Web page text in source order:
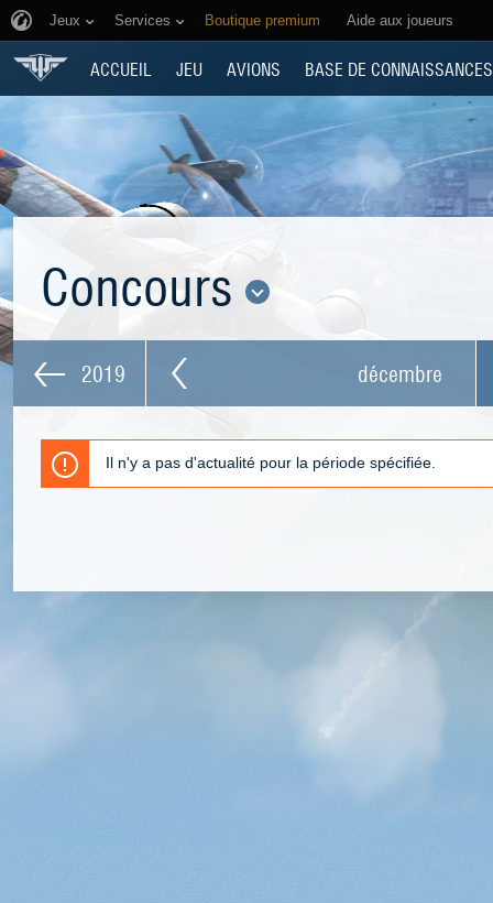
Jeux Services Boutique premium Aide aux joueurs
ACCUEIL JEU AVIONS BASE DE CONNAISSANCES
Concours
2019 décembre
Il n'y a pas d'actualité pour la période spécifiée.